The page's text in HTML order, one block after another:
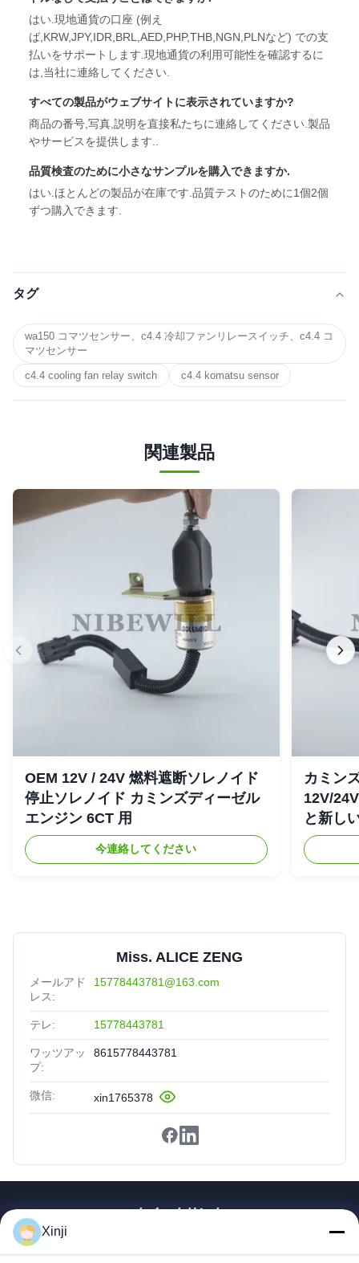
はい.現地通貨の口座 (例え
ば,KRW,JPY,IDR,BRL,AED,PHP,THB,NGN,PLNなど) での支
払いをサポートします.現地通貨の利用可能性を確認するに
は,当社に連絡してください.
すべての製品がウェブサイトに表示されていますか?
商品の番号,写真,説明を直接私たちに連絡してください.製品
やサービスを提供します..
品質検査のために小さなサンプルを購入できますか.
はい.ほとんどの製品が在庫です.品質テストのために1個2個
ずつ購入できます.
タグ
wa150 コマツセンサー、c4.4 冷却ファンリレースイッチ、c4.4 コ
マツセンサー
c4.4 cooling fan relay switch c4.4 komatsu sensor
関連製品
OEM 12V / 24V 燃料遮断ソレノイド
停止ソレノイド カミンズディーゼル
エンジン 6CT 用
今連絡してください
カミン
12V/
と新し
Miss. ALICE ZENG
メールアド
レス:
15778443781@163.com
テレ: 15778443781
ワッツアッ
プ:
8615778443781
微信: xin1765378
クイックリンク
Xinji